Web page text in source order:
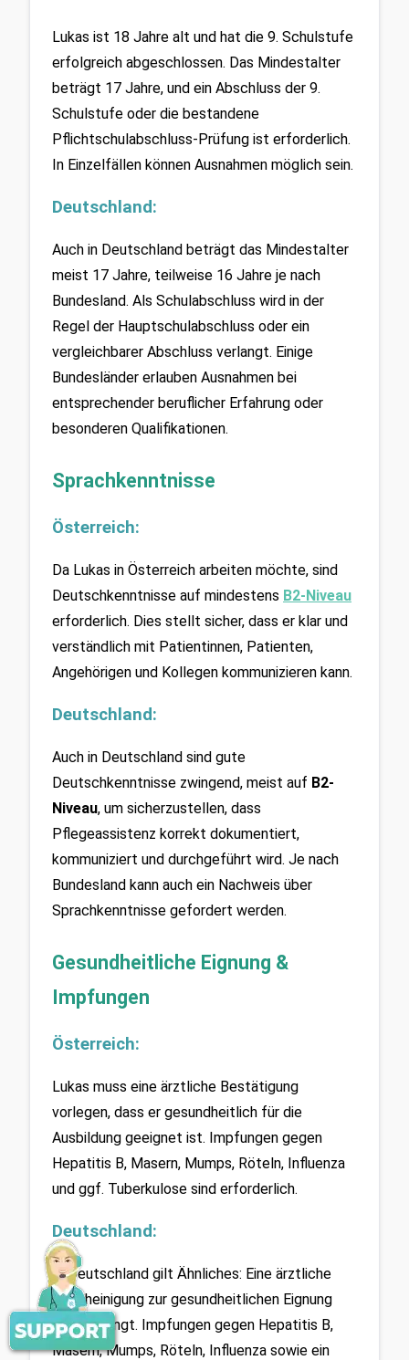
Lukas ist 18 Jahre alt und hat die 9. Schulstufe
erfolgreich abgeschlossen. Das Mindestalter
beträgt 17 Jahre, und ein Abschluss der 9.
Schulstufe oder die bestandene
Pflichtschulabschluss-Prüfung ist erforderlich.
In Einzelfällen können Ausnahmen möglich sein.
Deutschland:
Auch in Deutschland beträgt das Mindestalter
meist 17 Jahre, teilweise 16 Jahre je nach
Bundesland. Als Schulabschluss wird in der
Regel der Hauptschulabschluss oder ein
vergleichbarer Abschluss verlangt. Einige
Bundesländer erlauben Ausnahmen bei
entsprechender beruflicher Erfahrung oder
besonderen Qualifikationen.
Sprachkenntnisse
Österreich:
Da Lukas in Österreich arbeiten möchte, sind
Deutschkenntnisse auf mindestens B2-Niveau
erforderlich. Dies stellt sicher, dass er klar und
verständlich mit Patientinnen, Patienten,
Angehörigen und Kollegen kommunizieren kann.
Deutschland:
Auch in Deutschland sind gute
Deutschkenntnisse zwingend, meist auf B2-
Niveau, um sicherzustellen, dass
Pflegeassistenz korrekt dokumentiert,
kommuniziert und durchgeführt wird. Je nach
Bundesland kann auch ein Nachweis über
Sprachkenntnisse gefordert werden.
Gesundheitliche Eignung &
Impfungen
Österreich:
Lukas muss eine ärztliche Bestätigung
vorlegen, dass er gesundheitlich für die
Ausbildung geeignet ist. Impfungen gegen
Hepatitis B, Masern, Mumps, Röteln, Influenza
und ggf. Tuberkulose sind erforderlich.
Deutschland:
In Deutschland gilt Ähnliches: Eine ärztliche
Bescheinigung zur gesundheitlichen Eignung
wird verlangt. Impfungen gegen Hepatitis B,
Masern, Mumps, Röteln, Influenza sowie ein